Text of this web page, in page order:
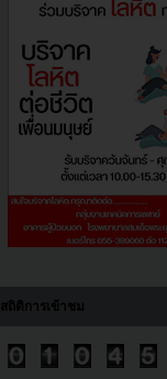
สถิติการเข้าชม